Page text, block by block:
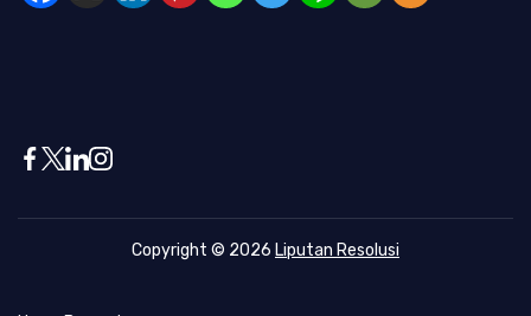
Copyright © 2026 Liputan Resolusi